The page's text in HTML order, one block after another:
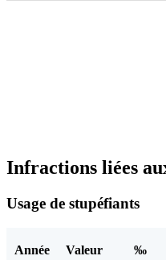
Infractions liées
Usage de stupéfiants
Année Valeur ‰